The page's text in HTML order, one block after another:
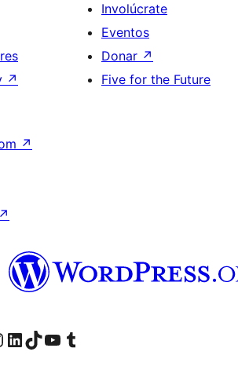
↗
Involúcrate
Eventos
Donar ↗
Five for the Future
↗
↗
de Facebook
nuestra cuenta de Instagram
Visita nuestra cuenta de LinkedIn
Visit our TikTok account
Visita nuestro canal de YouTube
Visit our Tumblr account